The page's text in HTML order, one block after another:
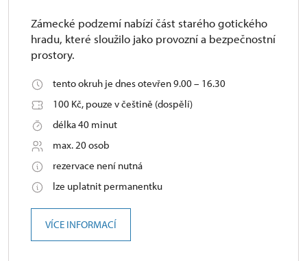
Zámecké podzemí nabízí část starého gotického
hradu, které sloužilo jako provozní a bezpečnostní
prostory.
tento okruh je dnes otevřen 9.00 – 16.30
100 Kč, pouze v češtině (dospělí)
délka 40 minut
max. 20 osob
rezervace není nutná
lze uplatnit permanentku
VÍCE INFORMACÍ